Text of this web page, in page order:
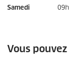
Samedi
Vous